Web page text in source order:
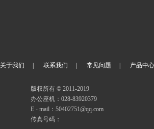
关于我们 联系我们 常见问题 产品中心
版权所有 © 2011-2019
办公座机：028-83920379
E - mail：50402751@qq.com
传真号码：